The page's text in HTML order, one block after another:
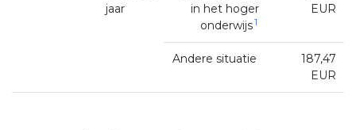
jaar
in het hoger
onderwijs1
EUR
Andere situatie
187,47
EUR